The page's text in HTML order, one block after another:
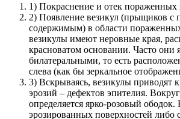
1) Покраснение и отек пораженных
2) Появление везикул (прыщиков с
содержимым) в области
везикулы имеют неровные края,
красноватом основании. Часто они
билатеральными, то есть
слева (как бы зеркальное
3) Вскрываясь, везикулы приводят
эрозий – дефектов эпителия.
определяется ярко-розовый ободок.
эрозированных поверхностей либо